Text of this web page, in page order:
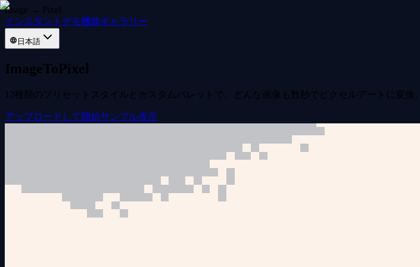
Image → Pixel
インスタントデモ機能ギャラリー
日本語
ImageToPixel
12種類のプリセットスタイルとカスタムパレットで、どんな画像も数秒でピクセルアートに変換。
アップロードして開始サンプル表示